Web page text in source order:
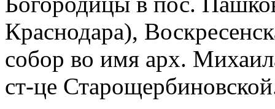
Краснодара),
собор во имя арх.
ст-це